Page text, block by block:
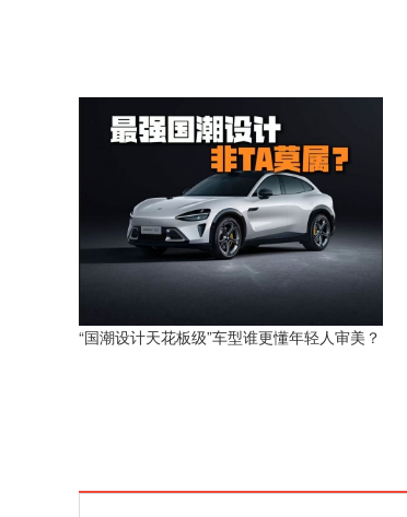
“国潮设计天花板级”车型谁更懂年轻人审美？